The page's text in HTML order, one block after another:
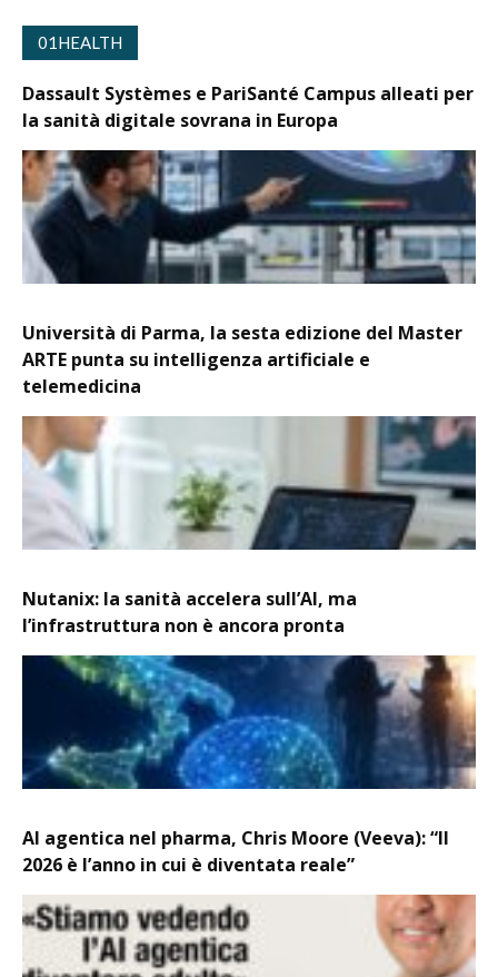
01HEALTH
Dassault Systèmes e PariSanté Campus alleati per
la sanità digitale sovrana in Europa
Università di Parma, la sesta edizione del Master
ARTE punta su intelligenza artificiale e
telemedicina
Nutanix: la sanità accelera sull’AI, ma
l’infrastruttura non è ancora pronta
AI agentica nel pharma, Chris Moore (Veeva): “Il
2026 è l’anno in cui è diventata reale”